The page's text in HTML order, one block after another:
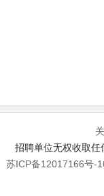
招聘单位无权收取
苏ICP备12017166号-